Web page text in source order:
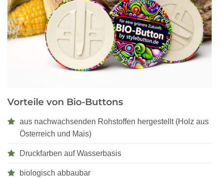
Vorteile von Bio-Buttons
aus nachwachsenden Rohstoffen hergestellt (Holz aus
Österreich und Mais)
Druckfarben auf Wasserbasis
biologisch abbaubar